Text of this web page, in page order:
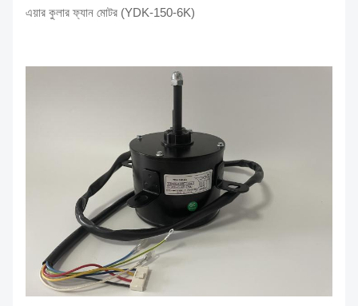
এয়ার কুলার ফ্যান মোটর (YDK-150-6K)